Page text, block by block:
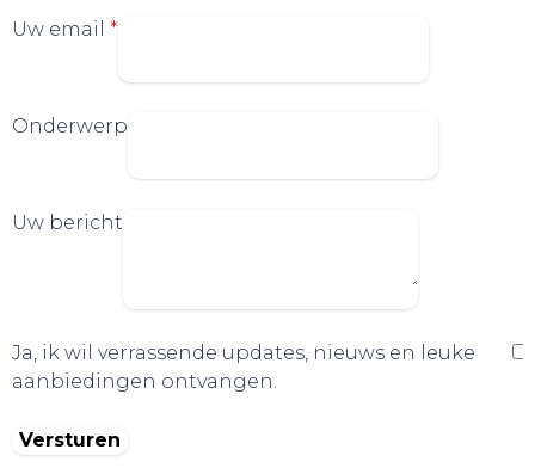
Uw email *
Onderwerp
Uw bericht
Ja, ik wil verrassende updates, nieuws en leuke
aanbiedingen ontvangen.